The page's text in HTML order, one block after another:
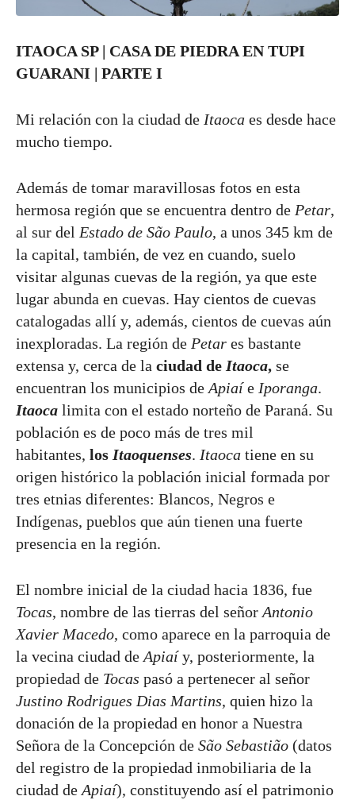
ITAOCA SP | CASA DE PIEDRA EN TUPI
GUARANI | PARTE I
Mi relación con la ciudad de Itaoca es desde hace
mucho tiempo.
Además de tomar maravillosas fotos en esta
hermosa región que se encuentra dentro de Petar,
al sur del Estado de São Paulo, a unos 345 km de
la capital, también, de vez en cuando, suelo
visitar algunas cuevas de la región, ya que este
lugar abunda en cuevas. Hay cientos de cuevas
catalogadas allí y, además, cientos de cuevas aún
inexploradas. La región de Petar es bastante
extensa y, cerca de la ciudad de Itaoca, se
encuentran los municipios de Apiaíe Iporanga.
Itaoca limita con el estado norteño de Paraná. Su
población es de poco más de tres mil
habitantes, los Itaoquenses. Itaoca tiene en su
origen histórico la población inicial formada por
tres etnias diferentes: Blancos, Negros e
Indígenas, pueblos que aún tienen una fuerte
presencia en la región.
El nombre inicial de la ciudad hacia 1836, fue
Tocas, nombre de las tierras del señor Antonio
Xavier Macedo, como aparece en la parroquia de
la vecina ciudad de Apiaíy, posteriormente, la
propiedad de Tocas pasó a pertenecer al señor
Justino Rodrigues Dias Martins, quien hizo la
donación de la propiedad en honor a Nuestra
Señora de la Concepción de São Sebastião (datos
del registro de la propiedad inmobiliaria de la
ciudad de Apiaí), constituyendo así el patrimonio